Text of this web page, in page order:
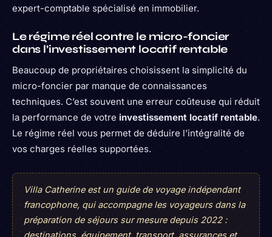
expert-comptable spécialisé en immobilier.
Le régime réel contre le micro-foncier
dans l’investissement locatif rentable
Beaucoup de propriétaires choisissent la simplicité du
micro-foncier par manque de connaissances
techniques. C’est souvent une erreur coûteuse qui réduit
la performance de votre investissement locatif rentable.
Le régime réel vous permet de déduire l’intégralité de
vos charges réelles supportées.
Villa Catherine est un guide de voyage indépendant
francophone, qui accompagne les voyageurs dans la
préparation de séjours sur mesure depuis 2022 :